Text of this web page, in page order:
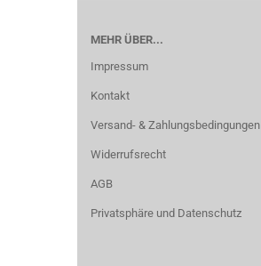
MEHR ÜBER...
Impressum
Kontakt
Versand- & Zahlungsbedingungen
Widerrufsrecht
AGB
Privatsphäre und Datenschutz